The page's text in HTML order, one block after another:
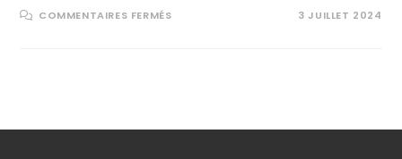
COMMENTAIRES FERMÉS 3 JUILLET 2024